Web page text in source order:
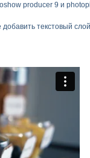
producer 9 и
текстовый